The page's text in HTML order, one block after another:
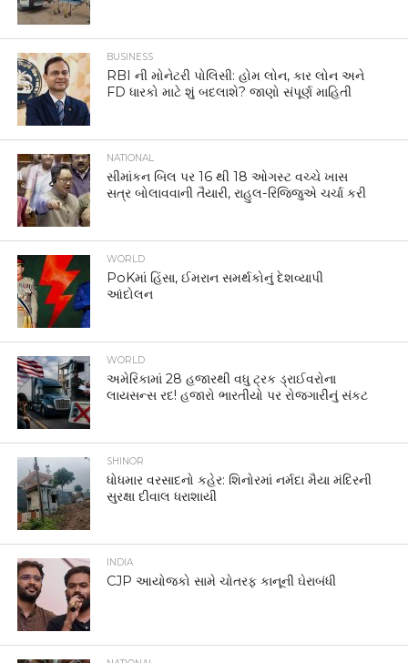
BUSINESS
RBI ની મોનેટરી પોલિસી: હોમ લોન, કાર લોન અને
FD ધારકો માટે શું બદલાશે? જાણો સંપૂર્ણ માહિતી
NATIONAL
સીમાંકન બિલ પર 16 થી 18 ઓગસ્ટ વચ્ચે ખાસ
સત્ર બોલાવવાની તૈયારી, રાહુલ-રિજિજુએ ચર્ચા કરી
WORLD
PoKમાં હિંસા, ઈમરાન સમર્થકોનું દેશવ્યાપી
આંદોલન
WORLD
અમેરિકામાં 28 હજારથી વધુ ટ્રક ડ્રાઈવરોના
લાયસન્સ રદ! હજારો ભારતીયો પર રોજગારીનું સંકટ
SHINOR
ધોધમાર વરસાદનો કહેર: શિનોરમાં નર્મદા મૈયા મંદિરની
સુરક્ષા દીવાલ ધરાશાયી
INDIA
CJP આયોજકો સામે ચોતરફ કાનૂની ઘેરાબંધી